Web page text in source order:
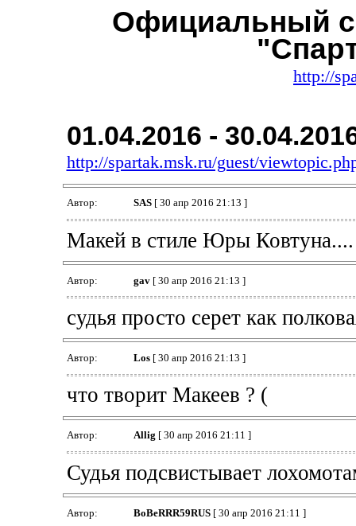
Официальный
http://
01.04.2016 -
http://spartak.msk.ru/guest/
Автор: SAS[ 30 апр 2016 21:13 ]
Макей в стиле Юры
Автор: gav[ 30 апр 2016 21:13 ]
судья просто серет как
Автор: Los[ 30 апр 2016 21:13 ]
что творит Макеев ? (
Автор: Allig [ 30 апр 2016 21:11 ]
Судья подсвистывает
Автор: BoBeRRR59RUS[ 30 апр 2016 21:11 ]